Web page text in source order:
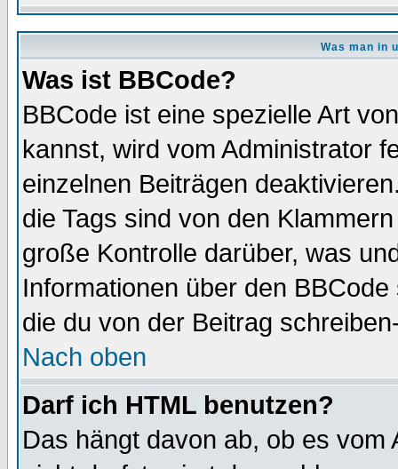
Was man in
Was ist BBCode?
BBCode ist eine spezielle Art
kannst, wird vom Administrator
einzelnen Beiträgen
die Tags sind von den
große Kontrolle darüber, was
Informationen über den
die du von der Beitrag
Nach oben
Darf ich HTML benutzen?
Das hängt davon ab, ob es